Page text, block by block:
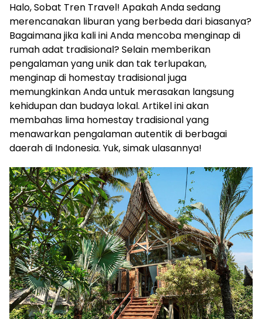
Halo, Sobat Tren Travel! Apakah Anda sedang
merencanakan liburan yang berbeda dari biasanya?
Bagaimana jika kali ini Anda mencoba menginap di
rumah adat tradisional? Selain memberikan
pengalaman yang unik dan tak terlupakan,
menginap di homestay tradisional juga
memungkinkan Anda untuk merasakan langsung
kehidupan dan budaya lokal. Artikel ini akan
membahas lima homestay tradisional yang
menawarkan pengalaman autentik di berbagai
daerah di Indonesia. Yuk, simak ulasannya!